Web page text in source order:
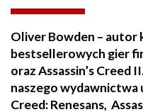
Oliver Bowden – autor
bestsellerowych gier
oraz Assassin’s Creed
naszego wydawnictwa
Creed: Renesans,